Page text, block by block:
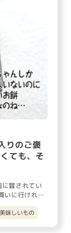
りのご褒
ても、そ
冒されてい
いに行ければ
味しいもの